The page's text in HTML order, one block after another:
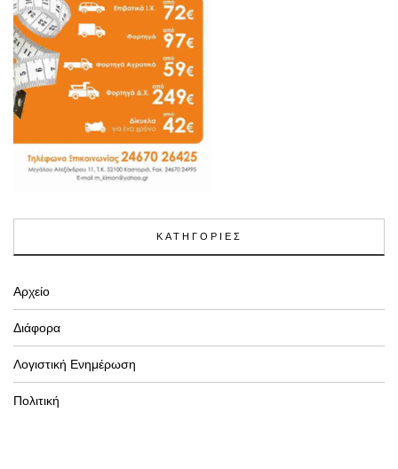
ΚΑΤΗΓΟΡΙΕΣ
Αρχείο
Διάφορα
Λογιστική Ενημέρωση
Πολιτική